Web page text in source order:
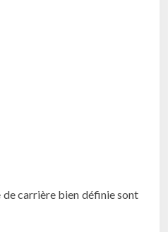
de carrière bien définie sont